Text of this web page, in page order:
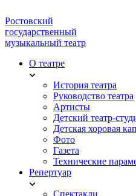
Ростовский
государственный
музыкальный театр
О театре
История театра
Руководство театра
Артисты
Детский театр-
Детская хоровая
Фото
Газета
Технические
Репертуар
Спектакли